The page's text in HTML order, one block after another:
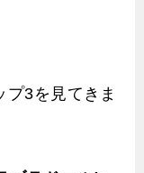
3を見てきま